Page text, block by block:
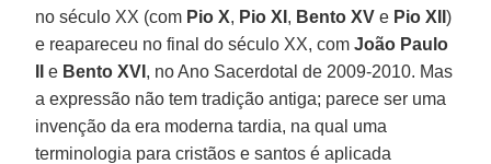
no século XX (com Pio X, Pio XI , Bento XV e Pio XII)
e reapareceu no final do século XX, comJoão Paulo
e Bento XVI , no Ano Sacerdotal de 2009-2010. Mas
a expressão não tem tradição antiga; parece ser uma
invenção da era moderna tardia, na qual uma
terminologia para cristãos e santos é aplicada